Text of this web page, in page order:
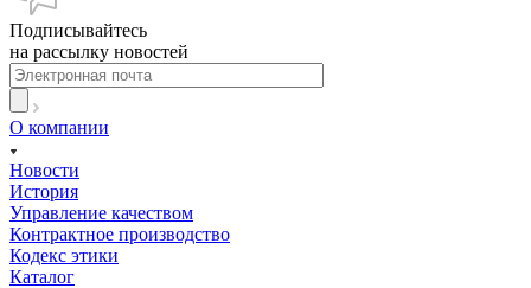
Подписывайтесь
на рассылку новостей
О компании
Новости
История
Управление качеством
Контрактное производство
Кодекс этики
Каталог